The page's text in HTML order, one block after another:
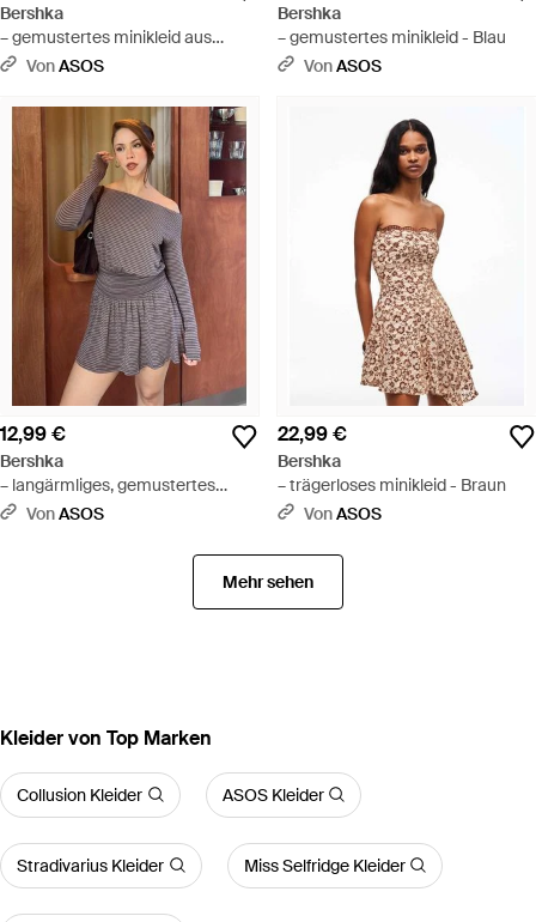
Bershka
– gemustertes minikleid aus
spitze - Pink
VonASOS
Bershka
– gemustertes minikleid - Blau
VonASOS
12,99 €
Bershka
– langärmliges, gemustertes
minikleid - Braun
VonASOS
22,99 €
Bershka
– trägerloses minikleid - Braun
VonASOS
Mehr sehen
Kleider von Top Marken
Collusion Kleider ASOS Kleider
Stradivarius Kleider Miss Selfridge Kleider